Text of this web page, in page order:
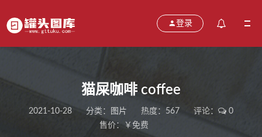
登录
猫屎咖啡 coffee
2021-10-28 分类： 图片 热度：567 评论：
0
售价：￥免费